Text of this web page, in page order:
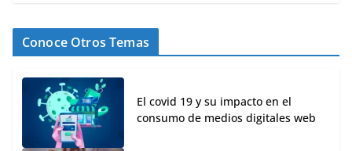
Conoce Otros Temas
El covid 19 y su impacto en el
consumo de medios digitales web